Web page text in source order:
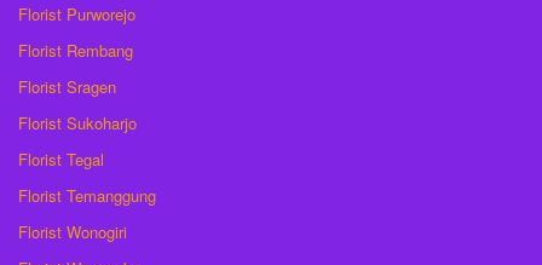
Florist Purworejo
Florist Rembang
Florist Sragen
Florist Sukoharjo
Florist Tegal
Florist Temanggung
Florist Wonogiri